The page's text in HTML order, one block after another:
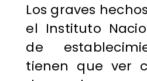
Los graves
el Instituto
de
tienen que ver